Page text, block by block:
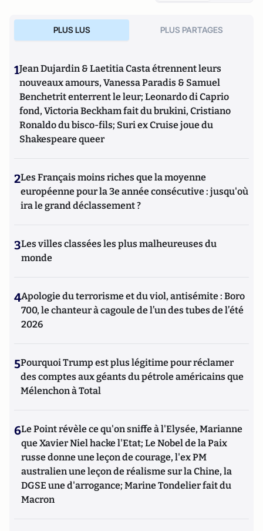
PLUS LUS PLUS PARTAGES
1Jean Dujardin & Laetitia Casta étrennent leurs
nouveaux amours, Vanessa Paradis & Samuel
Benchetrit enterrent le leur; Leonardo di Caprio
fond, Victoria Beckham fait du brukini, Cristiano
Ronaldo du bisco-fils; Suri ex Cruise joue du
Shakespeare queer
2Les Français moins riches que la moyenne
européenne pour la 3e année consécutive : jusqu'où
ira le grand déclassement ?
3Les villes classées les plus malheureuses du
monde
4Apologie du terrorisme et du viol, antisémite : Boro
700, le chanteur à cagoule de l’un des tubes de l’été
2026
5Pourquoi Trump est plus légitime pour réclamer
des comptes aux géants du pétrole américains que
Mélenchon à Total
6Le Point révèle ce qu'on sniffe à l'Elysée, Marianne
que Xavier Niel hacke l'Etat; Le Nobel de la Paix
russe donne une leçon de courage, l'ex PM
australien une leçon de réalisme sur la Chine, la
DGSE une d'arrogance; Marine Tondelier fait du
Macron